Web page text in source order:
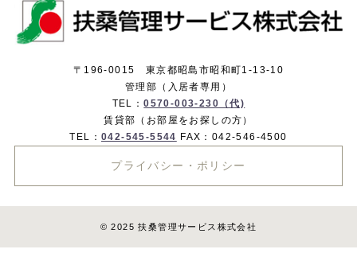
〒196-0015 東京都昭島市昭和町1-13-10
管理部（入居者専用）
TEL：0570-003-230（代)
賃貸部（お部屋をお探しの方）
TEL： 042-545-5544 FAX：042-546-4500
プライバシー・ポリシー
© 2025 扶桑管理サービス株式会社